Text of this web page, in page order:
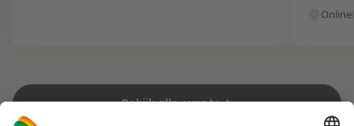
Online
Bekijk alle events